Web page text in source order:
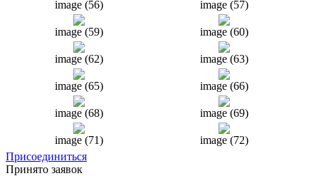
image (56) image (57)
image (59) image (60)
image (62) image (63)
image (65) image (66)
image (68) image (69)
image (71) image (72)
Присоединиться
Принято заявок